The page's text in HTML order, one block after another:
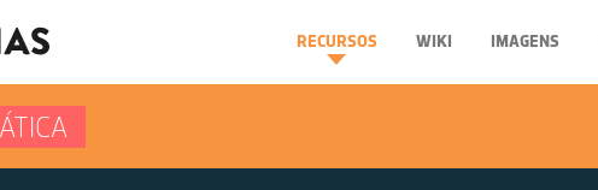
RECURSOS WIKI IMAGENS